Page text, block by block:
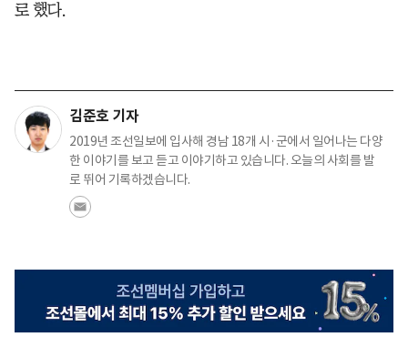
로 했다.
김준호 기자
2019년 조선일보에 입사해 경남 18개 시·군에서 일어나는 다양
한 이야기를 보고 듣고 이야기하고 있습니다. 오늘의 사회를 발
로 뛰어 기록하겠습니다.